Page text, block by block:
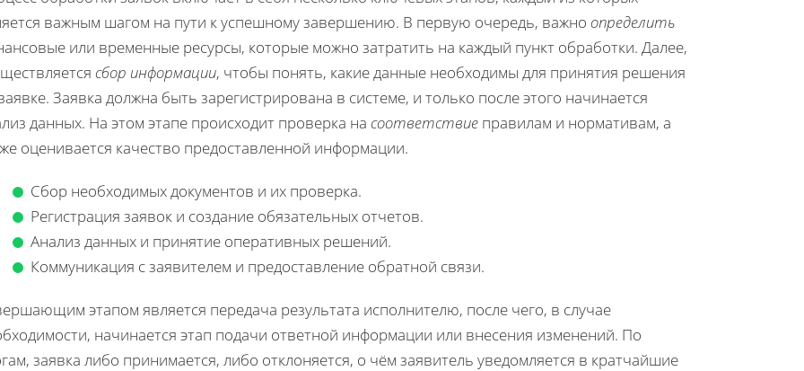
важным шагом на пути к успешному завершению. В первую очередь, важно определить
или временные ресурсы, которые можно затратить на каждый пункт обработки. Далее,
сбор информации, чтобы понять, какие данные необходимы для принятия решения
Заявка должна быть зарегистрирована в системе, и только после этого начинается
данных. На этом этапе происходит проверка на соответствие правилам и нормативам, а
оценивается качество предоставленной информации.
Сбор необходимых документов и их проверка.
Регистрация заявок и создание обязательных отчетов.
Анализ данных и принятие оперативных решений.
Коммуникация с заявителем и предоставление обратной связи.
этапом является передача результата исполнителю, после чего, в случае
начинается этап подачи ответной информации или внесения изменений. По
заявка либо принимается, либо отклоняется, о чём заявитель уведомляется в кратчайшие